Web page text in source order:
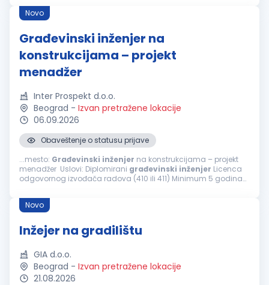
tendere...
Novo
Građevinski inženjer na
konstrukcijama – projekt
menadžer
Inter Prospekt d.o.o.
Beograd - Izvan pretražene lokacije
06.09.2026
Obaveštenje o statusu prijave
...mesto: Građevinski inženjer na konstrukcijama – projekt
menadžer Uslovi: Diplomirani građevinski inženjer Licenca
odgovornog izvođača radova (410 ili 411) Minimum 5 godina
MS Project...
Novo
Inžejer na gradilištu
GIA d.o.o.
Beograd - Izvan pretražene lokacije
21.08.2026